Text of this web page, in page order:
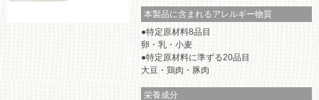
荷物預かりサービス「ecbocloakエクボクローク」（店舗限定）
パウダースペース ラブン（店舗限定）
本製品に含まれるアレルギー物質
特定原材料8品目
卵・乳・小麦
特定原材料に準ずる20品目
大豆・鶏肉・豚肉
栄養成分